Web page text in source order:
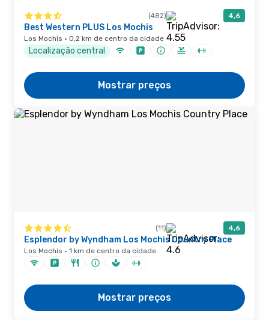
(482) 4,6
Best Western PLUS Los Mochis
Los Mochis · 0,2 km de centro da cidade
Localização central
Mostrar preços
(11) 4,6
Esplendor by Wyndham Los Mochis Country Place
Los Mochis · 1 km de centro da cidade
Mostrar preços